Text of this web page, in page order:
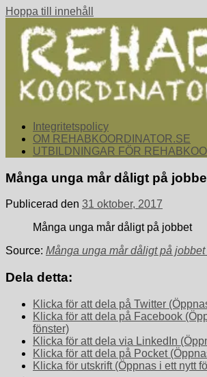
Hoppa till innehåll
rehabkoordinator.se
Samlade nyheter för dig som arbetar med
samordna rehabiliterande åtgärder för
Integritetspolicy
OM REHABKOORDINATOR.SE
UTBILDNINGAR FÖR
Många unga mår dåligt på
Publicerad den 31 oktober, 2017
Många unga mår dåligt på jobbet
Source: Många unga mår dåligt på
Dela detta:
Klicka för att dela på Twitter
Klicka för att dela på Facebook
fönster)
Klicka för att dela via LinkedIn
Klicka för att dela på Pocket
Klicka för utskrift (Öppnas i ett nytt